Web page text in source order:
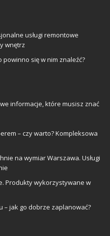
usługi remontowe
wnętrz
się w nim znaleźć?
informacje, które musisz znać
– czy warto? Kompleksowa
na wymiar Warszawa. Usługi
Produkty wykorzystywane w
– jak go dobrze zaplanować?